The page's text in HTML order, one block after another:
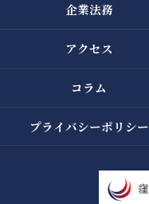
企業法務
アクセス
コラム
プライバシーポリシー